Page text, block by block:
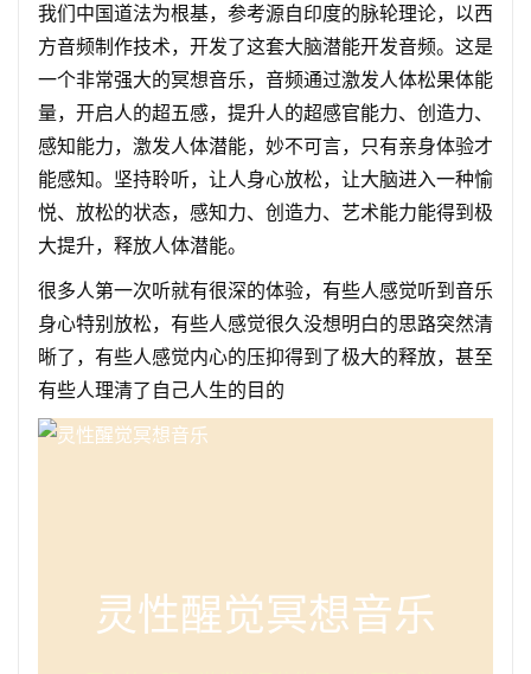
我们中国道法为根基，参考源自印度的脉轮理论，以西
方音频制作技术，开发了这套大脑潜能开发音频。这是
一个非常强大的冥想音乐，音频通过激发人体松果体能
量，开启人的超五感，提升人的超感官能力、创造力、
感知能力，激发人体潜能，妙不可言，只有亲身体验才
能感知。坚持聆听，让人身心放松，让大脑进入一种愉
悦、放松的状态，感知力、创造力、艺术能力能得到极
大提升，释放人体潜能。
很多人第一次听就有很深的体验，有些人感觉听到音乐
身心特别放松，有些人感觉很久没想明白的思路突然清
晰了，有些人感觉内心的压抑得到了极大的释放，甚至
有些人理清了自己人生的目的
灵性醒觉冥想音乐